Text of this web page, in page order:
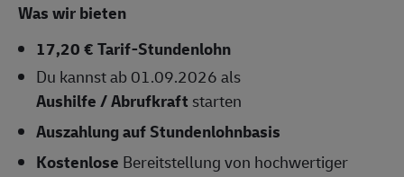
Was wir bieten
17,20 € Tarif-Stundenlohn
Du kannst ab 01.09.2026 als
Aushilfe / Abrufkraft starten
Auszahlung auf Stundenlohnbasis
Kostenlose Bereitstellung von hochwertiger